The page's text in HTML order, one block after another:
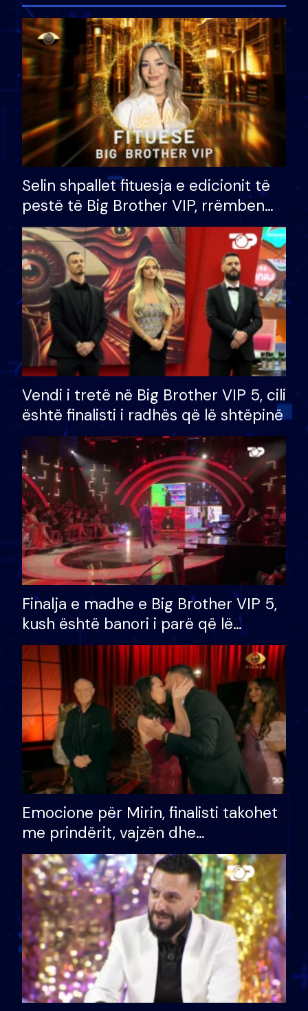
Selin shpallet fituesja e edicionit të
pestë të Big Brother VIP, rrëmben
çmimin e madh prej 100 mijë eurosh
Vendi i tretë në Big Brother VIP 5, cili
është finalisti i radhës që lë shtëpinë
Finalja e madhe e Big Brother VIP 5,
kush është banori i parë që lë
shtëpinë dhe humb mundësinë për
të fituar çmimin e madh
Emocione për Mirin, finalisti takohet
me prindërit, vajzën dhe
bashkëshorten: S’kemi ndonjë letër
divorci apo jo?